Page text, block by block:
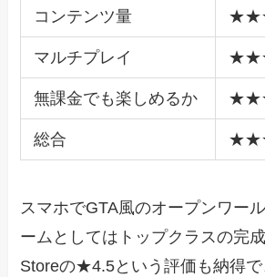
コンテンツ量
マルチプレイ
無課金でも楽しめるか
総合
スマホでGTA風のオープンワー
ームとしてはトップクラスの完
Storeの★4.5という評価も納得で